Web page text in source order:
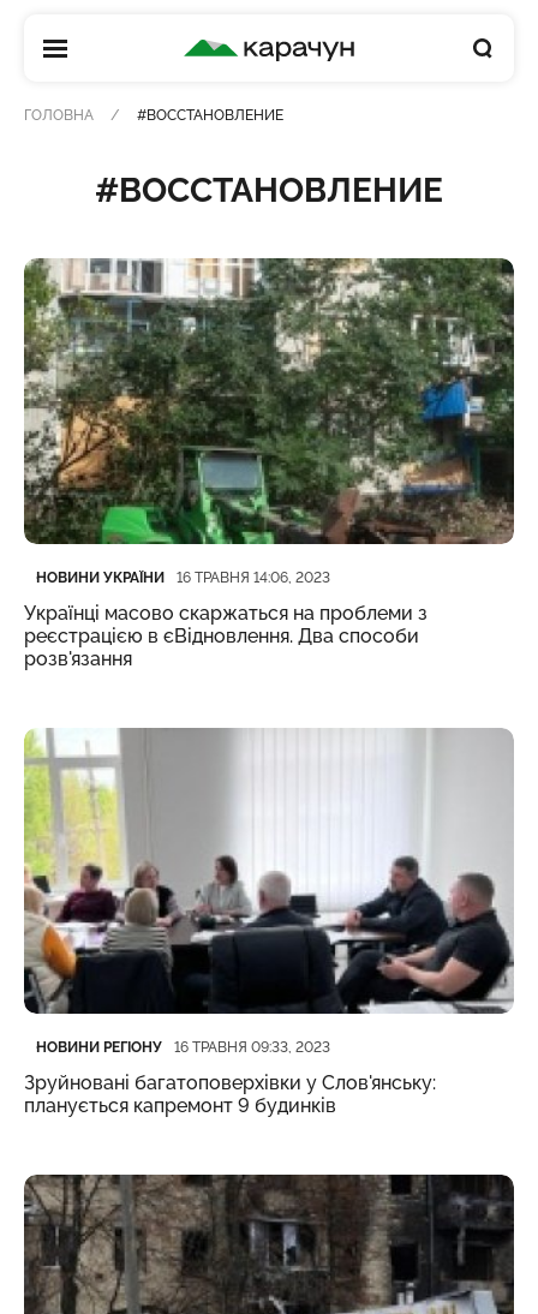
КАРАЧУН
ГОЛОВНА #ВОССТАНОВЛЕНИЕ
#ВОССТАНОВЛЕНИЕ
Категорія
НОВИНИ УКРАЇНИ
Дата публікації 16 ТРАВНЯ 14:06, 2023
Українці масово скаржаться на проблеми з
реєстрацією в єВідновлення. Два способи
розв'язання
Категорія
НОВИНИ РЕГІОНУ
Дата публікації 16 ТРАВНЯ 09:33, 2023
Зруйновані багатоповерхівки у Слов'янську:
планується капремонт 9 будинків